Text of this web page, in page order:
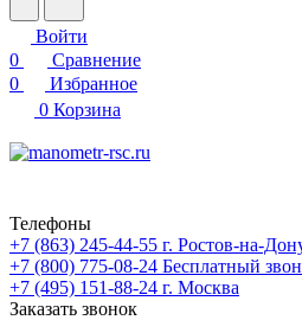
Войти
0
Сравнение
0
Избранное
0 Корзина
Телефоны
+7 (863) 245-44-55 г. Ростов-на-
+7 (800) 775-08-24 Бесплатный
+7 (495) 151-88-24 г. Москва
Заказать звонок